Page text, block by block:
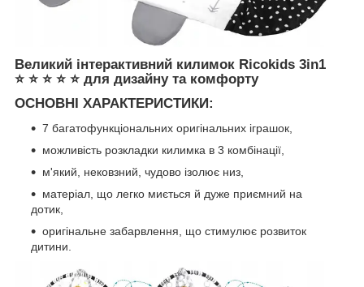
Великий інтерактивний килимок Ricokids 3in1
⭐ ⭐ ⭐ ⭐ ⭐ для дизайну та комфорту
ОСНОВНІ ХАРАКТЕРИСТИКИ:
7 багатофункціональних оригінальних іграшок,
можливість розкладки килимка в 3 комбінації,
м'який, нековзний, чудово ізолює низ,
матеріал, що легко миється й дуже приємний на
дотик,
оригінальне забарвлення, що стимулює розвиток
дитини.